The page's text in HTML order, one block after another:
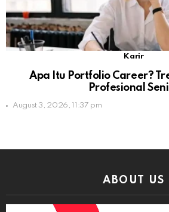
Karir
Apa Itu Portfolio Career?
Profesional
August 3, 2026, 11:37 pm
ABOUT US